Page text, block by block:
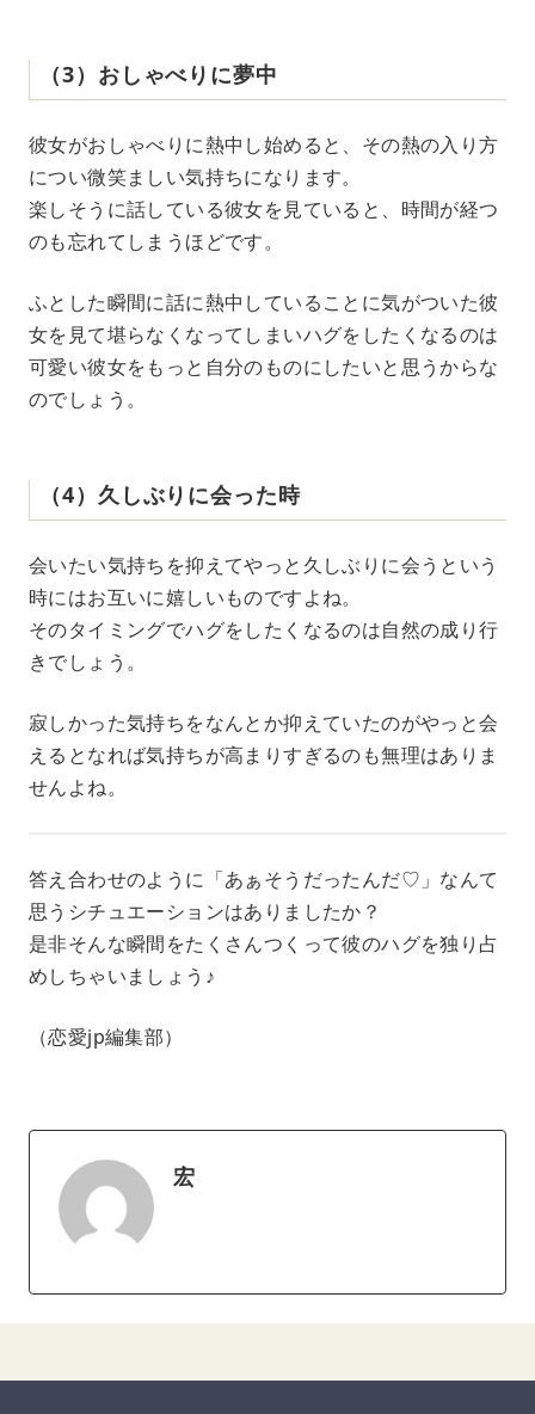
（3）おしゃべりに夢中
彼女がおしゃべりに熱中し始めると、その熱の入り方
につい微笑ましい気持ちになります。
楽しそうに話している彼女を見ていると、時間が経つ
のも忘れてしまうほどです。
ふとした瞬間に話に熱中していることに気がついた彼
女を見て堪らなくなってしまいハグをしたくなるのは
可愛い彼女をもっと自分のものにしたいと思うからな
のでしょう。
（4）久しぶりに会った時
会いたい気持ちを抑えてやっと久しぶりに会うという
時にはお互いに嬉しいものですよね。
そのタイミングでハグをしたくなるのは自然の成り行
きでしょう。
寂しかった気持ちをなんとか抑えていたのがやっと会
えるとなれば気持ちが高まりすぎるのも無理はありま
せんよね。
答え合わせのように「あぁそうだったんだ♡」なんて
思うシチュエーションはありましたか？
是非そんな瞬間をたくさんつくって彼のハグを独り占
めしちゃいましょう♪
（恋愛jp編集部）
宏